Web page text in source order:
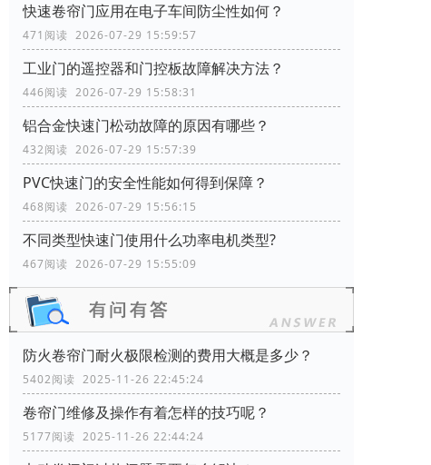
快速卷帘门应用在电子车间防尘性如何？
471阅读 2026-07-29 15:59:57
工业门的遥控器和门控板故障解决方法？
446阅读 2026-07-29 15:58:31
铝合金快速门松动故障的原因有哪些？
432阅读 2026-07-29 15:57:39
PVC快速门的安全性能如何得到保障？
468阅读 2026-07-29 15:56:15
不同类型快速门使用什么功率电机类型?
467阅读 2026-07-29 15:55:09
防火卷帘门耐火极限检测的费用大概是多少？
5402阅读 2025-11-26 22:45:24
卷帘门维修及操作有着怎样的技巧呢？
5177阅读 2025-11-26 22:44:24